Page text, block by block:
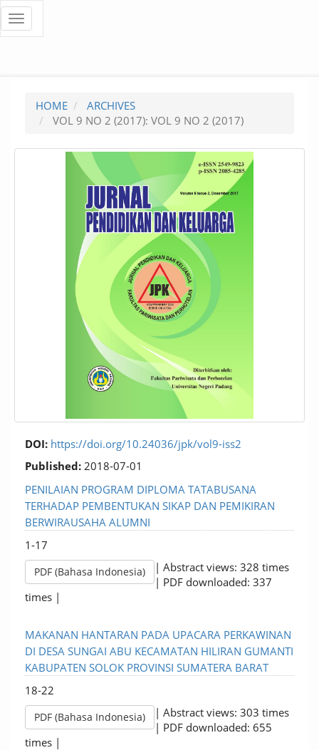
Quick
page
content
Main
Navigation
Toggle
navigation
HOME
ARCHIVES
VOL 9 NO 2 (2017): VOL 9 NO 2 (2017)
DOI: https://doi.org/10.24036/jpk/vol9-iss2
Published: 2018-07-01
PENILAIAN PROGRAM DIPLOMA TATABUSANA
TERHADAP PEMBENTUKAN SIKAP DAN PEMIKIRAN
BERWIRAUSAHA ALUMNI
1-17
PDF (Bahasa Indonesia)
| Abstract views: 328 times
| PDF downloaded: 337
times |
MAKANAN HANTARAN PADA UPACARA PERKAWINAN
DI DESA SUNGAI ABU KECAMATAN HILIRAN GUMANTI
KABUPATEN SOLOK PROVINSI SUMATERA BARAT
18-22
PDF (Bahasa Indonesia)
| Abstract views: 303 times
| PDF downloaded: 655
times |